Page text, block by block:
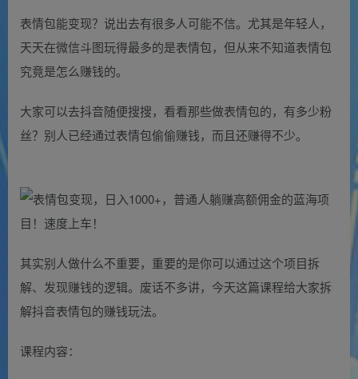
表情包能变现？说出去有很多人可能不信。尤其是年轻人，
天天在微信斗图玩得最多的是表情包，但从来不知道表情包
究竟是怎么赚钱的。
大家可以去抖音随便搜搜，看看那些做表情包的，有多少粉
丝？别人已经通过表情包偷偷赚钱，而且还赚得不少。
其实别人做什么不重要，重要的是你可以通过这个项目拆
解、发现赚钱的逻辑。废话不多讲，今天这篇课程给大家拆
解抖音表情包的赚钱玩法。
课程内容：